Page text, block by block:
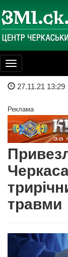
Toggle
navigation
27.11.21 13:29
Реклама
травми